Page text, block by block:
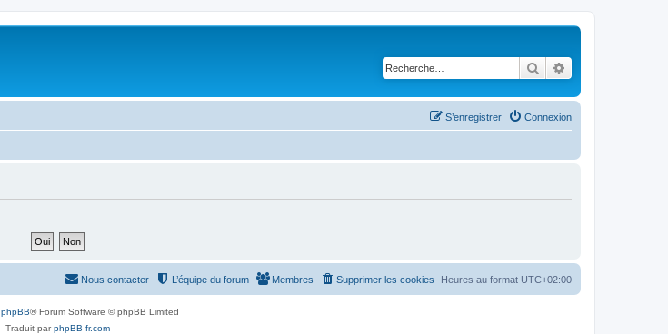
Rechercher
Connexion
S’enregistrer
Heures au format UTC+02:00
Supprimer les cookies
Membres
L’équipe du forum
Nous contacter
phpBB® Forum Software © phpBB Limited
Traduit parphpBB-fr.com